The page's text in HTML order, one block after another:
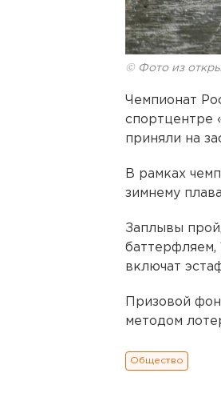
© Фото из
Чемпионат
спортцентре
приняли на
В рамках
зимнему
Заплывы
баттерфляем,
включат
Призовой
методом
Общество